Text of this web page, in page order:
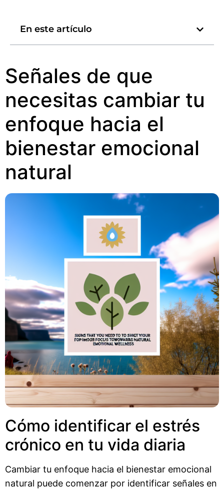
En este artículo
Señales de que
necesitas cambiar tu
enfoque hacia el
bienestar emocional
natural
Cómo identificar el estrés
crónico en tu vida diaria
Cambiar tu enfoque hacia el bienestar emocional
natural puede comenzar por identificar señales en